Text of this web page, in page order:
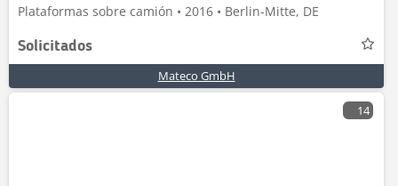
Plataformas sobre camión • 2016 • Berlin-Mitte, DE
Solicitados
Mateco GmbH
14